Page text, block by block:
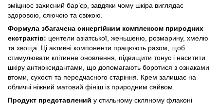
зміцнює захисний бар’єр, завдяки чому шкіра виглядає
здоровою, сяючою та свіжою.
Формула збагачена синергійним комплексом природних
екстрактів: центели азіатської, женьшеню, розмарину, хмелю
та хвоща. Ці активні компоненти працюють разом, щоб
стимулювати клітинне оновлення, підвищити тонус і наситити
шкіру антиоксидантами, що допомагають боротися з ознаками
втоми, сухості та передчасного старіння. Крем залишає на
обличчі ніжний матовий фініш із природним сяйвом.
Продукт представлений у стильному скляному флаконі